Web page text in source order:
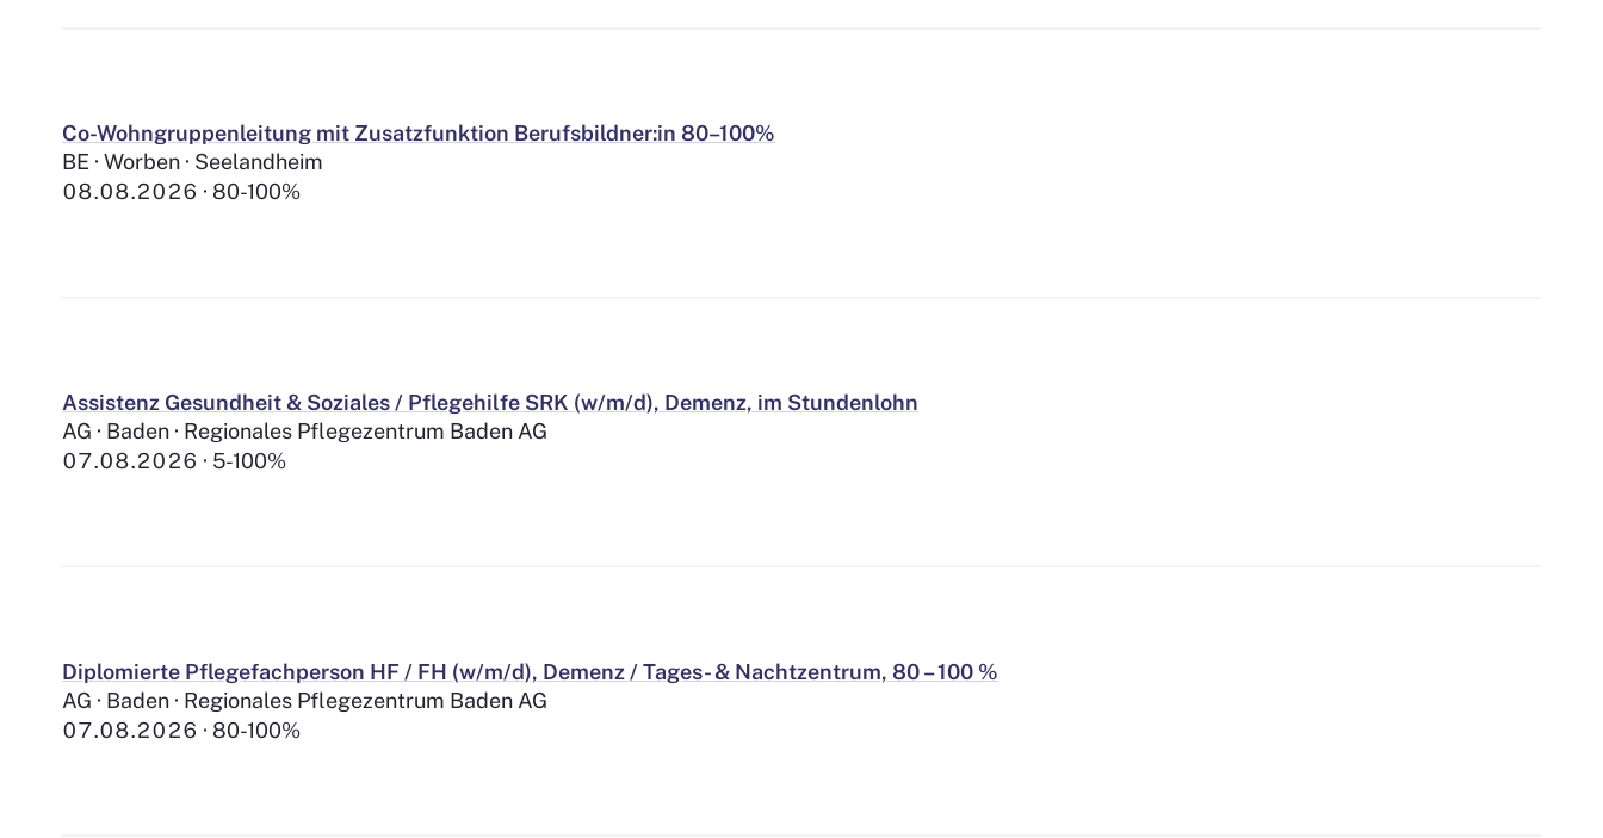
Co-Wohngruppenleitung mit Zusatzfunktion Berufsbildner:in 80–100%
BE · Worben · Seelandheim
08.08.2026
80-100%
Assistenz Gesundheit & Soziales / Pflegehilfe SRK (w/m/d), Demenz, im Stundenlohn
AG · Baden · Regionales Pflegezentrum Baden AG
07.08.2026
5-100%
Diplomierte Pflegefachperson HF / FH (w/m/d), Demenz / Tages- & Nachtzentrum, 80 – 100 %
AG · Baden · Regionales Pflegezentrum Baden AG
07.08.2026
80-100%